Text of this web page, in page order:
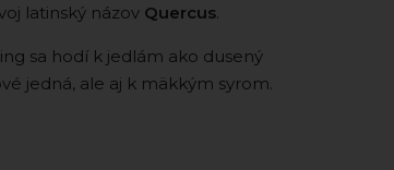
latinský názov Quercus.
sa hodí k jedlám ako dusený
jedná, ale aj k mäkkým syrom.